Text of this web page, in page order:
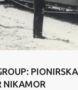
NIKAMOR